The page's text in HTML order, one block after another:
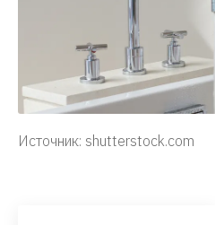
Источник: shutterstock.com